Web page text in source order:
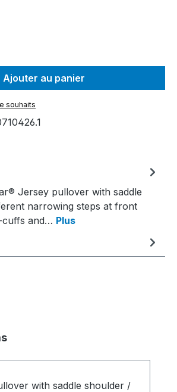
Ajouter au panier
souhaits
Jersey pullover with saddle
narrowing steps at front
cuffs and… Plus
de produits